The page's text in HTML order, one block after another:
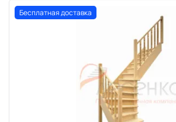
Бесплатная доставка